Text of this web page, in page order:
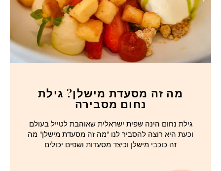
מה זה מסעדת מישלן? גילת
נחום מסבירה
גילת נחום הינה שפית ישראלית שאוהבת לטייל בעולם
וכעת היא רוצה להסביר לנו "מה זה מסעדת מישלן" מה
זה כוכבי מישלן וכיצד מסעדות ושפים יכולים